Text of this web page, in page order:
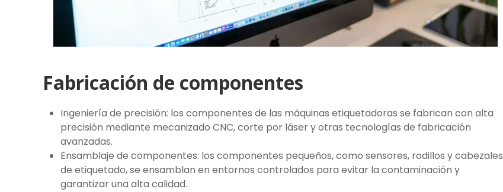
Fabricación de componentes
Ingeniería de precisión: los componentes de las máquinas etiquetadoras se fabrican con alta
precisión mediante mecanizado CNC, corte por láser y otras tecnologías de fabricación
avanzadas.
Ensamblaje de componentes: los componentes pequeños, como sensores, rodillos y cabezales
de etiquetado, se ensamblan en entornos controlados para evitar la contaminación y
garantizar una alta calidad.